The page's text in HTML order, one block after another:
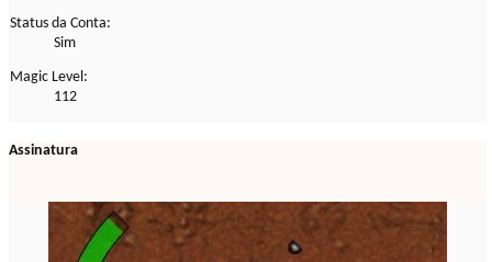
Status da Conta:
Sim
Magic Level:
112
Assinatura